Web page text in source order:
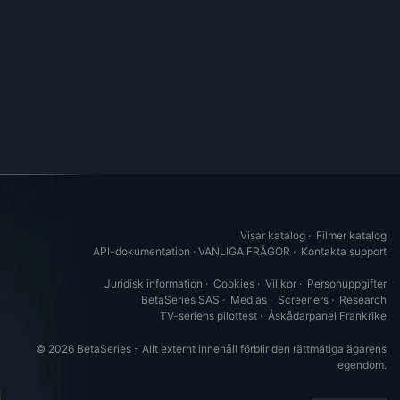
Visar katalog · Filmer katalog
API-dokumentation · VANLIGA FRÅGOR · Kontakta support
Juridisk information · Cookies · Villkor · Personuppgifter
BetaSeries SAS · Medias · Screeners · Research
TV-seriens pilottest · Åskådarpanel Frankrike
© 2026 BetaSeries - Allt externt innehåll förblir den rättmätiga ägarens
egendom.